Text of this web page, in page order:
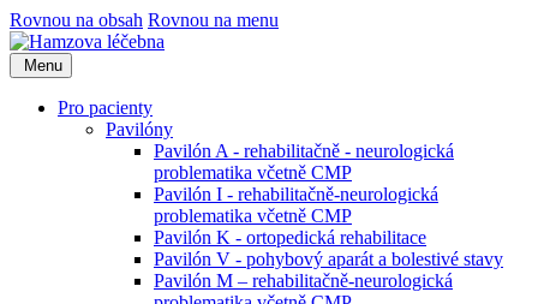
Rovnou na obsah Rovnou na menu
Menu
Pro pacienty
Pavilóny
Pavilón A - rehabilitačně - neurologická
problematika včetně CMP
Pavilón I - rehabilitačně-neurologická
problematika včetně CMP
Pavilón K - ortopedická rehabilitace
Pavilón V - pohybový aparát a bolestivé stavy
Pavilón M – rehabilitačně-neurologická